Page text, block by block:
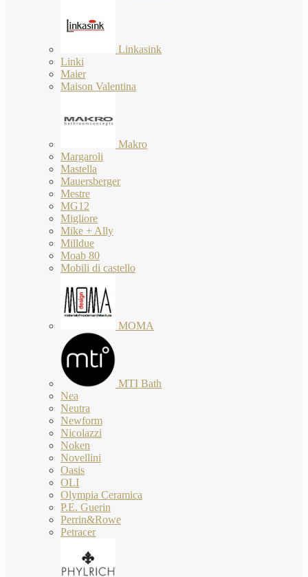
Linkasink
Linki
Maier
Maison Valentina
Makro
Margaroli
Mastella
Mauersberger
Mestre
MG12
Migliore
Mike + Ally
Milldue
Moab 80
Mobili di castello
MOMA
MTI Bath
Nea
Neutra
Newform
Nicolazzi
Noken
Novellini
Oasis
OLI
Olympia Ceramica
P.E. Guerin
Perrin&Rowe
Petracer